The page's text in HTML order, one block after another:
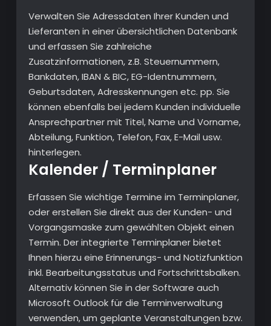
Verwalten Sie Adressdaten Ihrer Kunden und
Lieferanten in einer übersichtlichen Datenbank
und erfassen Sie zahlreiche
Zusatzinformationen, z.B. Steuernummern,
Bankdaten, IBAN & BIC, EG-Identnummern,
Geburtsdaten, Adresskennungen etc. pp. Sie
können ebenfalls bei jedem Kunden individuelle
Ansprechpartner mit Titel, Name und Vorname,
Abteilung, Funktion, Telefon, Fax, E-Mail usw.
hinterlegen.
Kalender / Terminplaner
Erfassen Sie wichtige Termine im Terminplaner,
oder erstellen Sie direkt aus der Kunden- und
Vorgangsmaske zum gewählten Objekt einen
Termin. Der integrierte Terminplaner bietet
Ihnen hierzu eine Erinnerungs- und Notizfunktion
inkl. Bearbeitungsstatus und Fortschrittsbalken.
Alternativ können Sie in der Software auch
Microsoft Outlook für die Terminverwaltung
verwenden, um geplante Veranstaltungen bzw.